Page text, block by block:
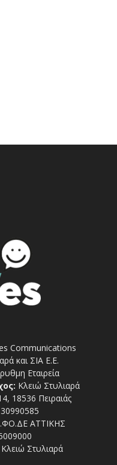
Communications
και ΣΙΑ Ε.Ε.
Εταιρεία
Κλειώ Στυλιαρά
18536 Πειραιάς
ΑΤΤΙΚΗΣ
Κλειώ Στυλιαρά